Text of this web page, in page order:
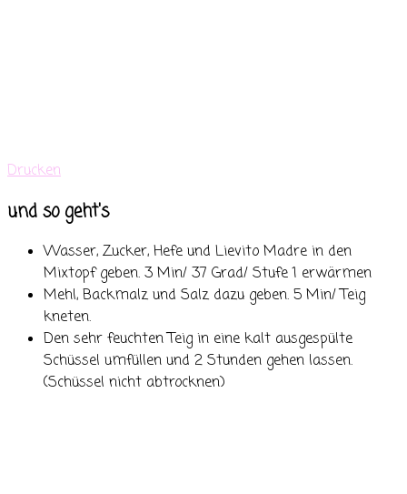
Drucken
und so geht's
Wasser, Zucker, Hefe und Lievito Madre in den
Mixtopf geben. 3 Min/ 37 Grad/ Stufe 1 erwärmen
Mehl, Backmalz und Salz dazu geben. 5 Min/ Teig
kneten.
Den sehr feuchten Teig in eine kalt ausgespülte
Schüssel umfüllen und 2 Stunden gehen lassen.
(Schüssel nicht abtrocknen)